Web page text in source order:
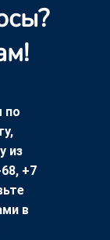
по
из
+7
в